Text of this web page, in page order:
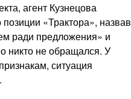
агент Кузнецова
«Трактора», назвав
ради предложения» и
никто не обращался. У
ситуация